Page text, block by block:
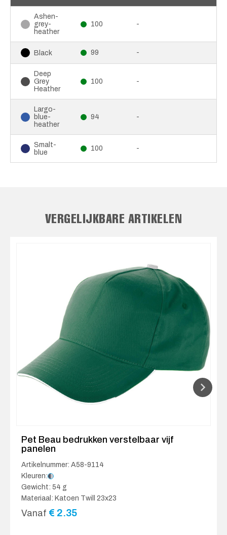
Ashen-
grey-
heather
100 -
Black 99 -
Deep
Grey
Heather
100 -
Largo-
blue-
heather
94 -
Smalt-
blue
100 -
VERGELIJKBARE ARTIKELEN
Pet Beau bedrukken verstelbaar vijf
panelen
Artikelnummer: A58-9114
Kleuren:
Gewicht: 54 g
Materiaal: Katoen Twill 23x23
Vanaf € 2.35